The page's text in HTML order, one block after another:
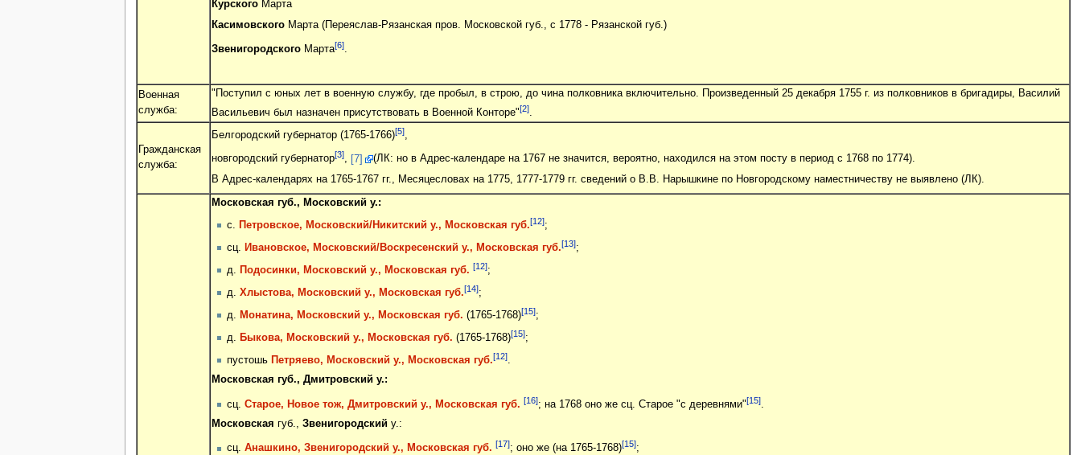
КурскогоМарта
КасимовскогоМарта (Переяслав-Рязанская пров. Московской губ., с 1778 - Рязанской губ.)
ЗвенигородскогоМарта[6].
Военная
служба:
"Поступил с юных лет в военную службу, где пробыл, в строю, до чина полковника включительно. Произведенный 25 декабря 1755 г. из полковников в бригадиры, Василий
Васильевич был назначен присутствовать в Военной Конторе"[2].
Гражданская
служба:
Белгородский губернатор (1765-1766)[5],
новгородский губернатор[3], [7]
(ЛК: но в Адрес-календаре на 1767 не значится, вероятно, находился на этом посту в период с 1768 по 1774).
В Адрес-календарях на 1765-1767 гг., Месяцесловах на 1775, 1777-1779 гг. сведений о В.В. Нарышкине по Новгородскому наместничеству не выявлено (ЛК).
Московская губ., Московский у.:
с. Петровское, Московский/Никитский у., Московская губ.[12];
сц. Ивановское, Московский/Воскресенский у., Московская губ.[13];
д. Подосинки, Московский у., Московская губ. [12];
д. Хлыстова, Московский у., Московская губ.[14];
д. Монатина, Московский у., Московская губ. (1765-1768)[15];
д. Быкова, Московский у., Московская губ. (1765-1768)[15];
пустошь Петряево, Московский у., Московская губ.[12].
Московская губ., Дмитровский у.:
сц. Старое, Новое тож, Дмитровский у., Московская губ. [16]; на 1768 оно же сц. Старое "с деревнями"[15].
Московская губ., Звенигородскийу.:
сц. Анашкино, Звенигородский у., Московская губ. [17]; оно же (на 1765-1768)[15];